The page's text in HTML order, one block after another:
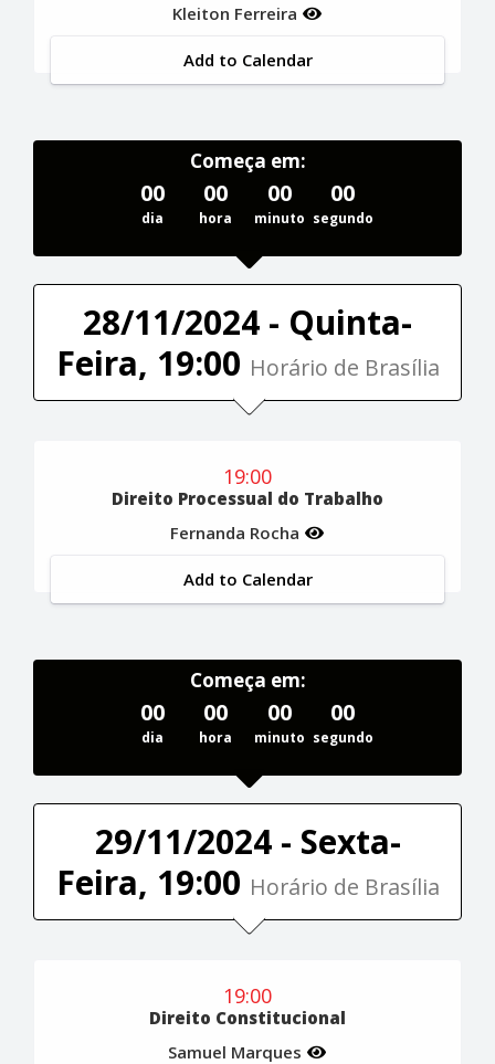
Kleiton Ferreira
Add to Calendar
Começa em:
00
dia
00
hora
00
minuto
00
segundo
28/11/2024 - Quinta-
Feira, 19:00 Horário de Brasília
19:00
Direito Processual do Trabalho
Fernanda Rocha
Add to Calendar
Começa em:
00
dia
00
hora
00
minuto
00
segundo
29/11/2024 - Sexta-
Feira, 19:00 Horário de Brasília
19:00
Direito Constitucional
Samuel Marques